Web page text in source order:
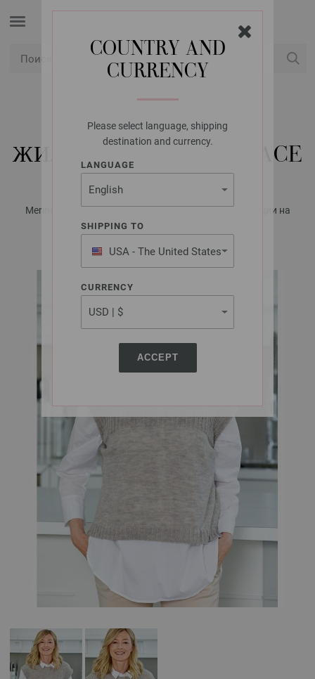
COUNTRY AND
CURRENCY
Please select language, shipping
destination and currency.
LANGUAGE
SHIPPING TO
USA - The United States
of America
CURRENCY
ACCEPT
LANA GROSSA
ЖИЛЕТ COOL WOOL LACE
Merino Edition No. 2 - Журнал на немецком, инструкции на
русском языке | Модель 16